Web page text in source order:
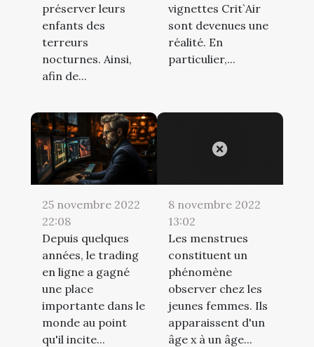
préserver leurs
enfants des
terreurs
nocturnes. Ainsi,
afin de...
vignettes Crit`Air
sont devenues une
réalité. En
particulier,...
25 novembre 2022
22:08
Depuis quelques
années, le trading
en ligne a gagné
une place
importante dans le
monde au point
qu'il incite...
8 novembre 2022
13:02
Les menstrues
constituent un
phénomène
observer chez les
jeunes femmes. Ils
apparaissent d'un
âge x à un âge...